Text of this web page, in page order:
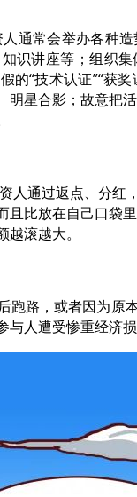
通常会举办各种
识讲座等；组织
“技术认证”“获奖
明星合影；故意把
人通过返点、分红
且比放在自己口袋
滚越大。
跑路，或者因为原
与人遭受惨重经济